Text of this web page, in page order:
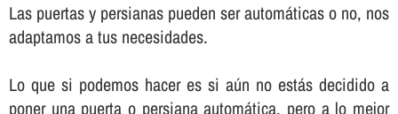
Las puertas y persianas pueden ser automáticas o no, nos
adaptamos a tus necesidades.
Lo que si podemos hacer es si aún no estás decidido a
poner una puerta o persiana automática, pero a lo mejor